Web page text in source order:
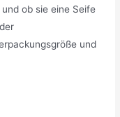
ob sie eine Seife
und